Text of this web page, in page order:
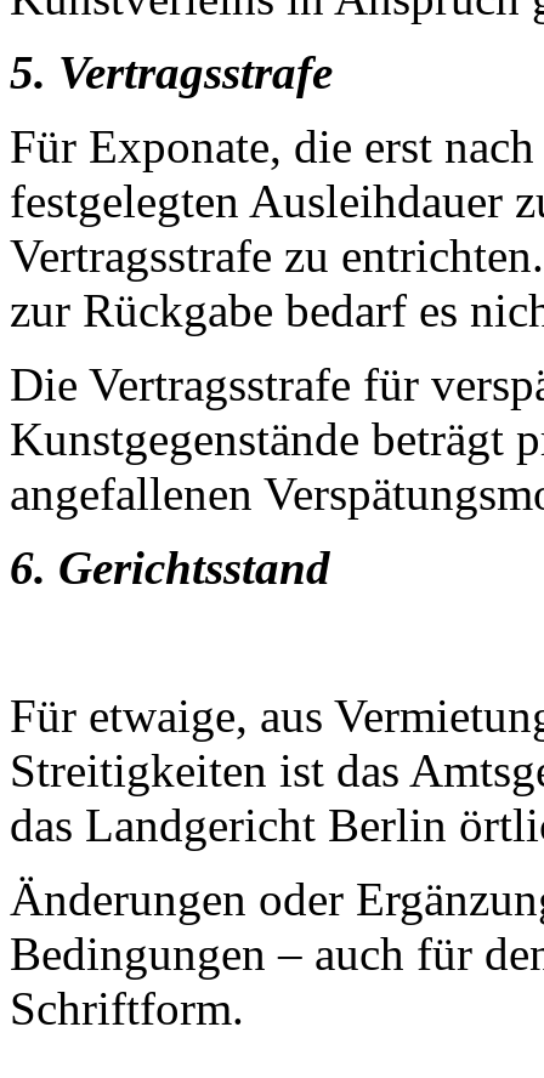
5. Vertragsstrafe
Für Exponate, die erst
festgelegten Ausleihdauer
Vertragsstrafe zu
zur Rückgabe bedarf es
Die Vertragsstrafe für
Kunstgegenstände beträgt
angefallenen
6. Gerichtsstand
Für etwaige, aus
Streitigkeiten ist das
das Landgericht Berlin
Änderungen oder
Bedingungen – auch für
Schriftform.